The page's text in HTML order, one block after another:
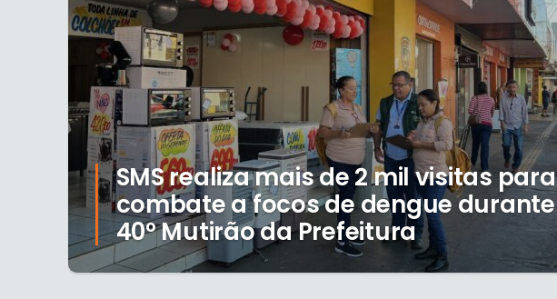
SMS realiza mais de 2 mil visitas para
combate a focos de dengue durante
40º Mutirão da Prefeitura